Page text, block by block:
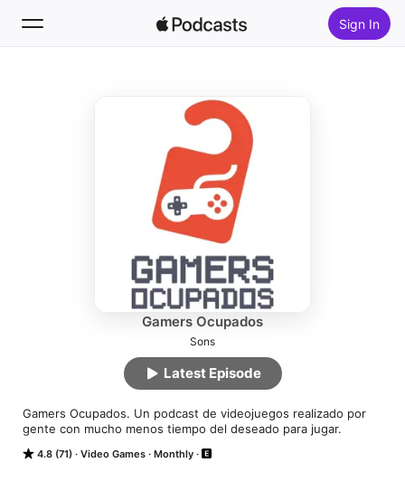
Sign In
Gamers Ocupados
Sons
4.8 (71) Video Games Monthly
Gamers Ocupados. Un podcast de videojuegos realizado por
gente con mucho menos tiempo del deseado para jugar.
Latest Episode